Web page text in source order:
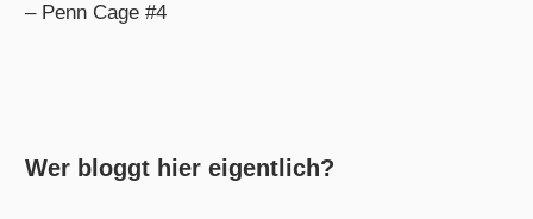
– Penn Cage #4
Wer bloggt hier eigentlich?